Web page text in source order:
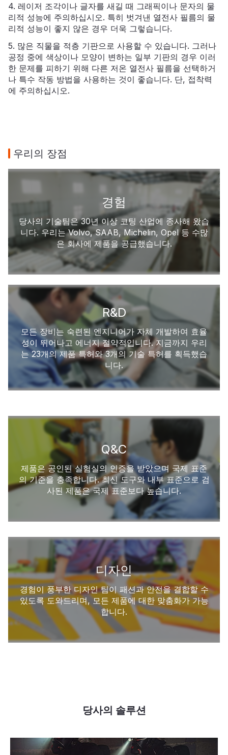
4. 레이저 조각이나 글자를 새길 때 그래픽이나 문자의 물
리적 성능에 주의하십시오. 특히 벗겨낸 열전사 필름의 물
리적 성능이 좋지 않은 경우 더욱 그렇습니다.
5. 많은 직물을 적층 기판으로 사용할 수 있습니다. 그러나
공정 중에 색상이나 모양이 변하는 일부 기판의 경우 이러
한 문제를 피하기 위해 다른 저온 열전사 필름을 선택하거
나 특수 작동 방법을 사용하는 것이 좋습니다. 단, 접착력
에 주의하십시오.
우리의 장점
경험
당사의 기술팀은 30년 이상 코팅 산업에 종사해 왔습
니다. 우리는 Volvo, SAAB, Michelin, Opel 등 수많
은 회사에 제품을 공급했습니다.
R&D
모든 장비는 숙련된 엔지니어가 자체 개발하여 효율
성이 뛰어나고 에너지 절약적입니다. 지금까지 우리
는 23개의 제품 특허와 3개의 기술 특허를 획득했습
니다.
Q&C
제품은 공인된 실험실의 인증을 받았으며 국제 표준
의 기준을 충족합니다. 최신 도구와 내부 표준으로 검
사된 제품은 국제 표준보다 높습니다.
디자인
경험이 풍부한 디자인 팀이 패션과 안전을 결합할 수
있도록 도와드리며, 모든 제품에 대한 맞춤화가 가능
합니다.
당사의 솔루션